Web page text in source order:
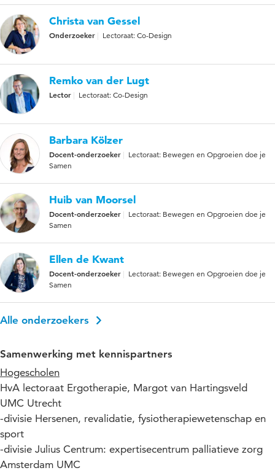
Christa van Gessel
Onderzoeker Lectoraat: Co-Design
Remko van der Lugt
Lector Lectoraat: Co-Design
Barbara Kölzer
Docent-onderzoeker
Lectoraat: Bewegen en Opgroeien doe je
Samen
Huib van Moorsel
Docent-onderzoeker
Lectoraat: Bewegen en Opgroeien doe je
Samen
Ellen de Kwant
Docent-onderzoeker
Lectoraat: Bewegen en Opgroeien doe je
Samen
Alle onderzoekers
Samenwerking met kennispartners
Hogescholen
HvA lectoraat Ergotherapie, Margot van Hartingsveld
UMC Utrecht
-divisie Hersenen, revalidatie, fysiotherapiewetenschap en
sport
-divisie Julius Centrum: expertisecentrum palliatieve zorg
Amsterdam UMC